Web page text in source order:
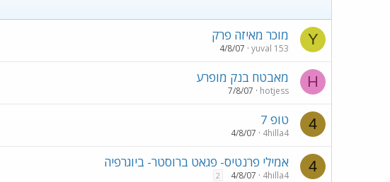
Y מוכר מאיזה פרק
yuval 153
4/8/07
H מאבטח בנק מופרע
hotjess
7/8/07
4 טופ 7
4hilla4
4/8/07
4 אמילי פרנטיס- פגאט ברוסטר- ביוגרפיה
4hilla4
4/8/07
2